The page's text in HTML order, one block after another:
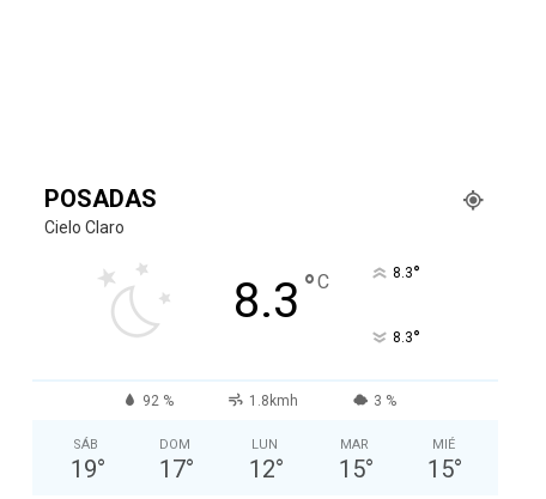
POSADAS
Cielo Claro
8.3 °C 8.3°
8.3°
92 % 1.8kmh 3 %
SÁB
19°
DOM
17°
LUN
12°
MAR
15°
MIÉ
15°